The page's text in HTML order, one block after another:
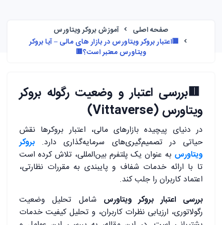
صفحه اصلی
آموزش بروکر ویتاورس
🟥اعتبار بروکر ویتاورس در بازار های مالی – آیا بروکر
ویتاورس معتبر است؟🟥
🟥بررسی اعتبار و وضعیت رگوله بروکر
ویتاورس (Vittaverse)
در دنیای پیچیده بازارهای مالی، اعتبار بروکرها نقش
حیاتی در تصمیم‌گیری‌های سرمایه‌گذاری دارد. بروکر
ویتاورس به عنوان یک پلتفرم بین‌المللی، تلاش کرده است
تا با ارائه خدمات شفاف و پایبندی به مقررات نظارتی،
اعتماد کاربران را جلب کند.
بررسی اعتبار بروکر ویتاورس شامل تحلیل وضعیت
رگولاتوری، ارزیابی نظرات کاربران، و تحلیل کیفیت خدمات